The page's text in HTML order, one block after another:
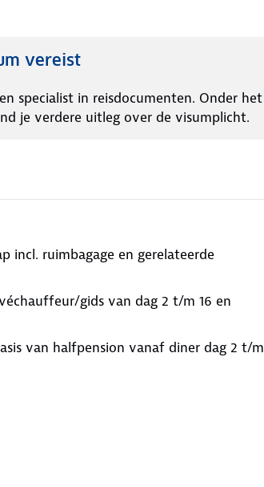
vereist
specialist in reisdocumenten. Onder het
je verdere uitleg over de visumplicht.
incl. ruimbagage en gerelateerde
gids van dag 2 t/m 16 en
van halfpension vanaf diner dag 2 t/m